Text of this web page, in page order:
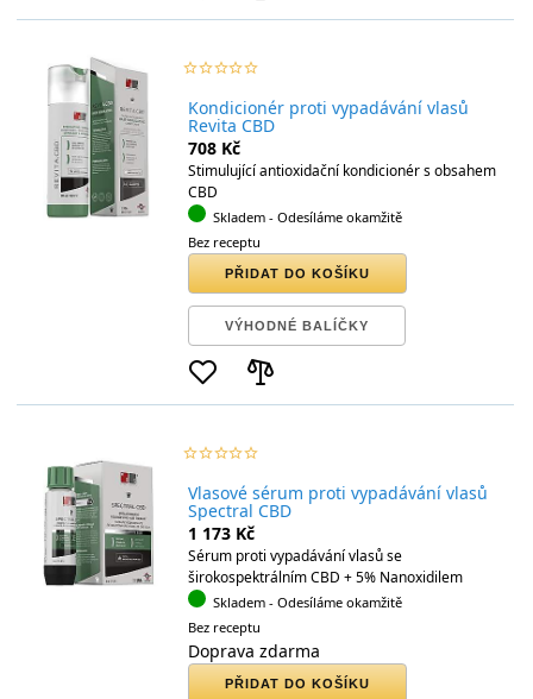
star_borderstar_borderstar_borderstar_borderstar_border
starstarstarstarstar
Kondicionér proti vypadávání vlasů
Revita CBD
708 Kč
Stimulující antioxidační kondicionér s obsahem
CBD
Skladem - Odesíláme okamžitě
Bez receptu
PŘIDAT DO KOŠÍKU
VÝHODNÉ BALÍČKY
star_borderstar_borderstar_borderstar_borderstar_border
starstarstarstarstar
Vlasové sérum proti vypadávání vlasů
Spectral CBD
1 173 Kč
Sérum proti vypadávání vlasů se
širokospektrálním CBD + 5% Nanoxidilem
Skladem - Odesíláme okamžitě
Bez receptu
Doprava zdarma
PŘIDAT DO KOŠÍKU